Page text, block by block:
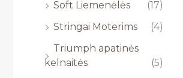
Soft Liemenėlės
(17)
Stringai Moterims
(4)
Triumph apatinės
kelnaitės
(5)